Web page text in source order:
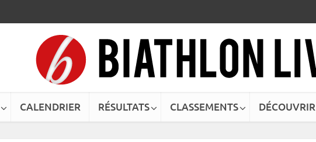
CALENDRIER RÉSULTATS CLASSEMENTS DÉCOUVRIR